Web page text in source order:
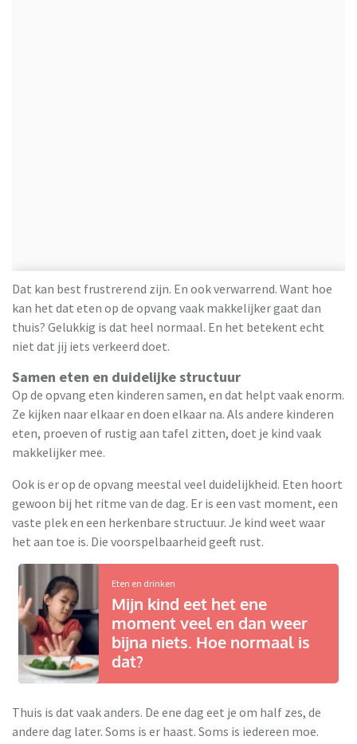
Dat kan best frustrerend zijn. En ook verwarrend. Want hoe
kan het dat eten op de opvang vaak makkelijker gaat dan
thuis? Gelukkig is dat heel normaal. En het betekent echt
niet dat jij iets verkeerd doet.
Samen eten en duidelijke structuur
Op de opvang eten kinderen samen, en dat helpt vaak enorm.
Ze kijken naar elkaar en doen elkaar na. Als andere kinderen
eten, proeven of rustig aan tafel zitten, doet je kind vaak
makkelijker mee.
Ook is er op de opvang meestal veel duidelijkheid. Eten hoort
gewoon bij het ritme van de dag. Er is een vast moment, een
vaste plek en een herkenbare structuur. Je kind weet waar
het aan toe is. Die voorspelbaarheid geeft rust.
Eten en drinken
Mijn kind eet het ene
moment veel en dan weer
bijna niets. Hoe normaal is
dat?
Thuis is dat vaak anders. De ene dag eet je om half zes, de
andere dag later. Soms is er haast. Soms is iedereen moe.